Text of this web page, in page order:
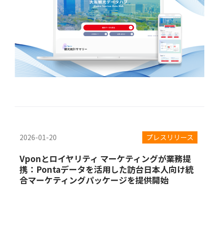
2026-01-20 プレスリリース
Vponとロイヤリティ マーケティングが業務提
携：Pontaデータを活用した訪台日本人向け統
合マーケティングパッケージを提供開始